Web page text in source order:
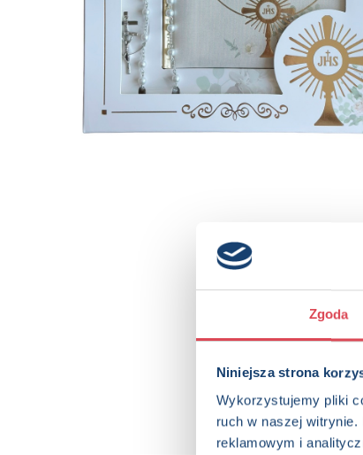
Zgoda
Niniejsza strona
Wykorzystujemy pliki
ruch w naszej
reklamowym i